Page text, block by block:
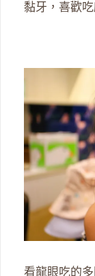
黏牙，喜歡
看龍眼吃的